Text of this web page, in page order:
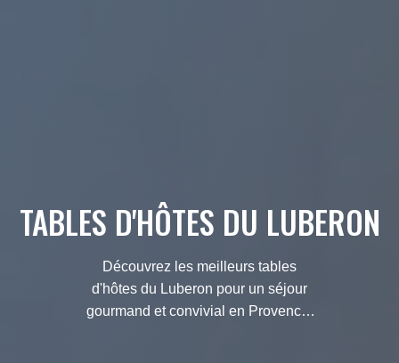
TABLES D'HÔTES DU LUBERON
Découvrez les meilleurs tables
d'hôtes du Luberon pour un séjour
gourmand et convivial en Provence.